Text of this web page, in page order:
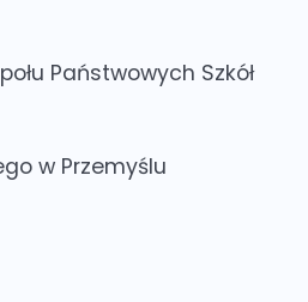
Państwowych Szkół
w Przemyślu